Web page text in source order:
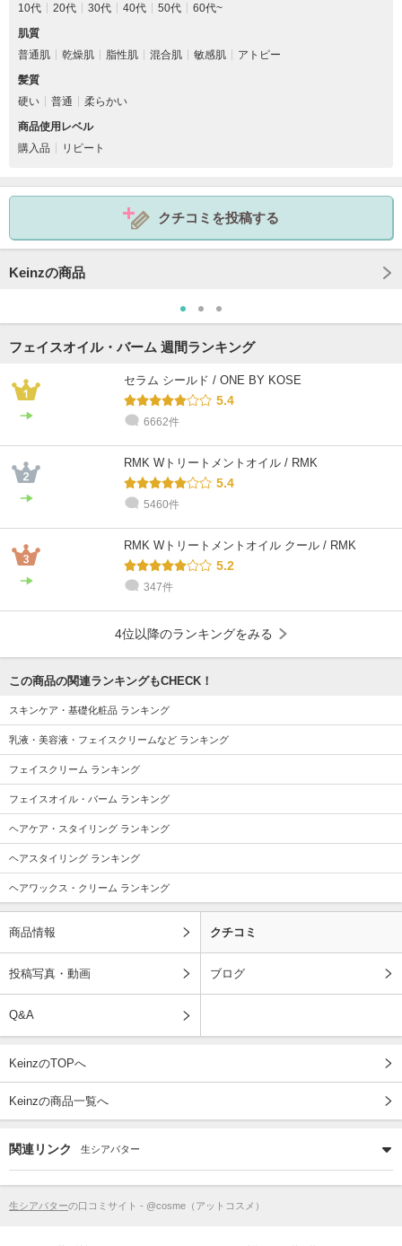
10代
20代 30代 40代 50代
60代~
肌質
普通肌
乾燥肌 脂性肌 混合肌 敏感肌
アトピー
髪質
硬い
普通
柔らかい
商品使用レベル
購入品
リピート
クチコミを投稿する
Keinzの商品
フェイスオイル・バーム 週間ランキング
セラム シールド / ONE BY KOSE
5.4
6662件
RMK Wトリートメントオイル / RMK
5.4
5460件
RMK Wトリートメントオイル クール / RMK
5.2
347件
4位以降のランキングをみる
この商品の関連ランキングもCHECK！
スキンケア・基礎化粧品 ランキング
乳液・美容液・フェイスクリームなど ランキング
フェイスクリーム ランキング
フェイスオイル・バーム ランキング
ヘアケア・スタイリング ランキング
ヘアスタイリング ランキング
ヘアワックス・クリーム ランキング
商品情報 クチコミ
投稿写真・動画 ブログ
Q&A
KeinzのTOPへ
Keinzの商品一覧へ
関連リンク 生シアバター
生シアバターの口コミサイト - @cosme（アットコスメ）